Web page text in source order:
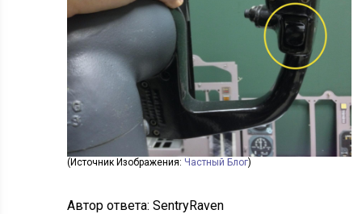
(Источник Изображения: Частный Блог)
Автор ответа:SentryRaven